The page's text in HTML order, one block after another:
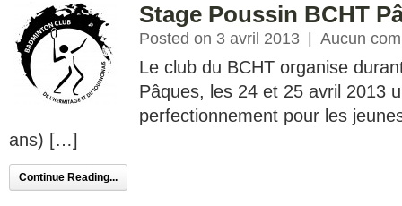
Stage Poussin BCHT
Posted on 3 avril 2013 Aucun
Le club du BCHT organise
Pâques, les 24 et 25 avril 2013
perfectionnement pour les
ans) […]
Continue Reading...